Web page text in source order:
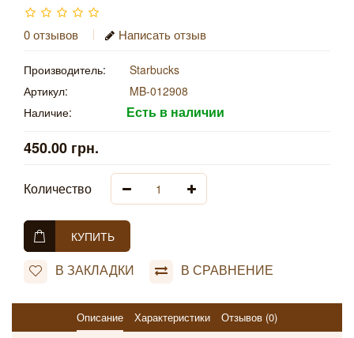
0 отзывов Написать отзыв
Производитель:
Starbucks
Артикул:
MB-012908
Наличие:
Есть в наличии
450.00 грн.
Количество
КУПИТЬ
В ЗАКЛАДКИ В СРАВНЕНИЕ
Описание Характеристики Отзывов (0)